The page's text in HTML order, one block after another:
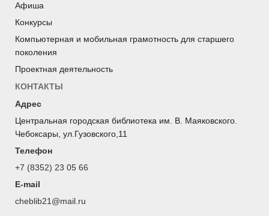
Афиша
Конкурсы
Компьютерная и мобильная грамотность для старшего
поколения
Проектная деятельность
КОНТАКТЫ
Адрес
Центральная городская библиотека им. В. Маяковского.
Чебоксары, ул.Гузовского,11
Телефон
+7 (8352) 23 05 66
E-mail
cheblib21@mail.ru